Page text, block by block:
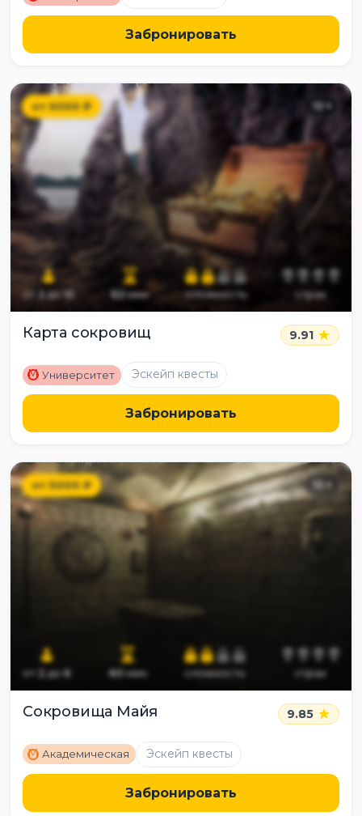
Забронировать
от5000₽ 12 +
2до 10 60мин сложность страх
Карта сокровищ 9.91
M Университет Эскейп квесты
Забронировать
от5000₽ 12 +
от 2до6 60мин сложность страх
Сокровища Майя 9.85
M Академическая Эскейп квесты
Забронировать